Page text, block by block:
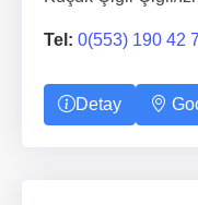
Tel: 0(553) 190 42
Detay